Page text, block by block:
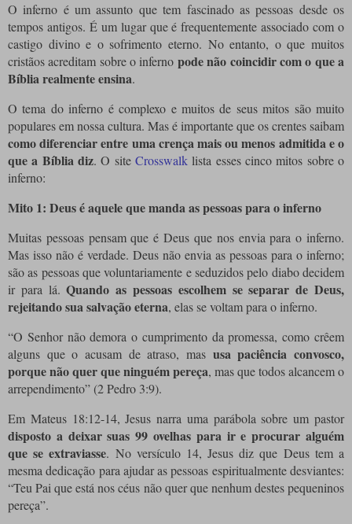
O inferno é um assunto que tem fascinado as pessoas desde os
tempos antigos. É um lugar que é frequentemente associado com o
castigo divino e o sofrimento eterno. No entanto, o que muitos
cristãos acreditam sobre o inferno pode não coincidir com o que a
Bíblia realmente ensina.
O tema do inferno é complexo e muitos de seus mitos são muito
populares em nossa cultura. Mas é importante que os crentes saibam
como diferenciar entre uma crença mais ou menos admitida e o
que a Bíblia diz. O site Crosswalk lista esses cinco mitos sobre o
inferno:
Mito 1: Deus é aquele que manda as pessoas para o inferno
Muitas pessoas pensam que é Deus que nos envia para o inferno.
Mas isso não é verdade. Deus não envia as pessoas para o inferno;
são as pessoas que voluntariamente e seduzidos pelo diabo decidem
ir para lá.Quando as pessoas escolhem se separar de Deus,
rejeitando sua salvação eterna, elas se voltam para o inferno.
“O Senhor não demora o cumprimento da promessa, como crêem
alguns que o acusam de atraso, mas usa paciência convosco,
porque não quer que ninguém pereça, mas que todos alcancem o
arrependimento” (2 Pedro 3:9).
Em Mateus 18:12-14, Jesus narra uma parábola sobre um pastor
disposto a deixar suas 99 ovelhas para ir e procurar alguém
que se extraviasse. No versículo 14, Jesus diz que Deus tem a
mesma dedicação para ajudar as pessoas espiritualmente desviantes:
“Teu Pai que está nos céus não quer que nenhum destes pequeninos
pereça”.